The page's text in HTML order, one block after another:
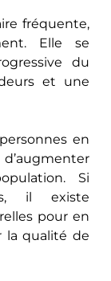
fréquente,
Elle se
du
et une
en
Si
il existe
pour en
la qualité de